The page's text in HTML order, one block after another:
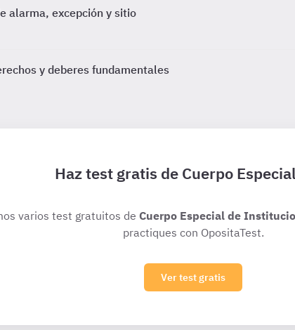
alarma, excepción y sitio
y deberes fundamentales
Haz test gratis de Cuerpo
varios test gratuitos de Cuerpo Especial de
practiques con OpositaTest.
Ver test gratis